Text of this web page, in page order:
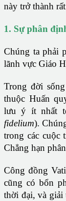
này trở thành
1. Sự phân
Chúng ta phải
lãnh vực Giáo
Trong đời
thuộc Huấn
lưu ý ít nhất
fidelium).
trong các cuộc
Chẳng hạn
Công đồng
cũng có bổn
thời đại, và giải